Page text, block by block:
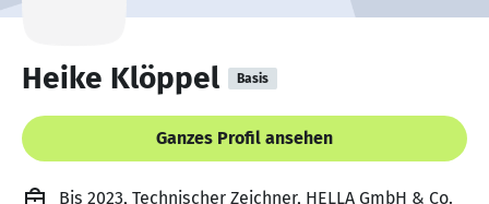
Heike Klöppel Basis
Ganzes Profil ansehen
Bis 2023, Technischer Zeichner, HELLA GmbH & Co.